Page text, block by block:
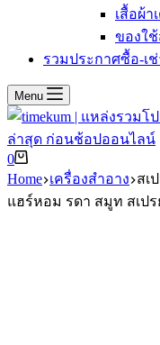
เสื้อผ้า
ของใ
รวมประกาศซื้อ-เ
Menu
Shopping
cart
0
Home เครื่องสำอาง สเ
แฮร์หอม รดา สมูท สเปร